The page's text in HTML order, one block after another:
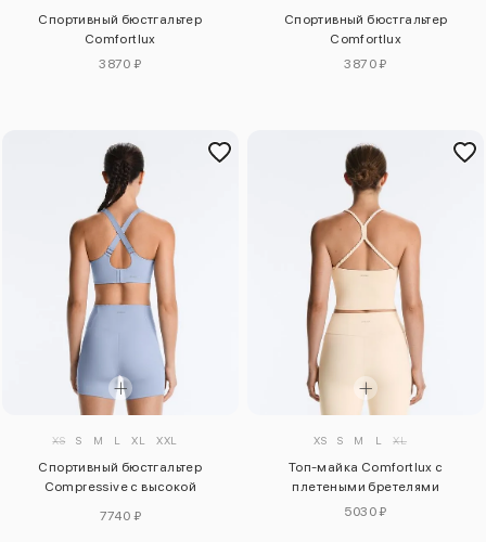
Спортивный бюстгальтер
Comfortlux
3870 ₽
Спортивный бюстгальтер
Comfortlux
3870 ₽
XS S M L XL XXL
Спортивный бюстгальтер
Compressive с высокой
7740 ₽
XS S M L XL
Топ-майка Comfortlux с
плетеными бретелями
5030 ₽